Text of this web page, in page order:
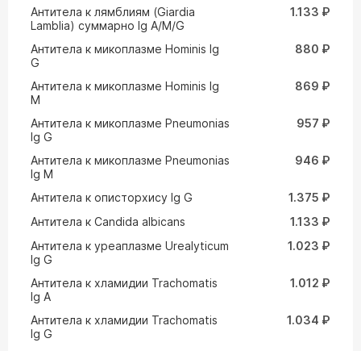
Антитела к лямблиям (Giardia
Lamblia) суммарно Ig A/M/G
1.133 ₽
Антитела к микоплазме Hominis Ig
G
880 ₽
Антитела к микоплазме Hominis Ig
M
869 ₽
Антитела к микоплазме Pneumonias
Ig G
957 ₽
Антитела к микоплазме Pneumonias
Ig M
946 ₽
Антитела к описторхису Ig G
1.375 ₽
Антитела к Сandida albicans
1.133 ₽
Антитела к уреаплазме Urealyticum
Ig G
1.023 ₽
Антитела к хламидии Trachomatis
Ig A
1.012 ₽
Антитела к хламидии Trachomatis
Ig G
1.034 ₽